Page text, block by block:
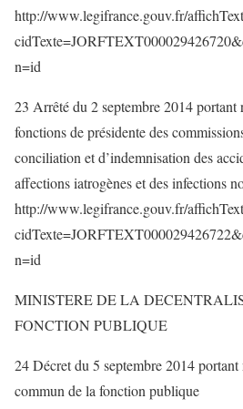
http://www.legifrance.gouv.fr/
n=id
23 Arrêté du 2 septembre 2014 portant
fonctions de présidente des
conciliation et d’indemnisation des
affections iatrogènes et des infections
http://www.legifrance.gouv.fr/
n=id
MINISTERE DE LA
FONCTION PUBLIQUE
24 Décret du 5 septembre 2014
commun de la fonction publique